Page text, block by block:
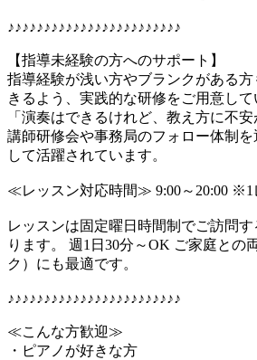
♪♪♪♪♪♪♪♪♪♪♪♪♪♪♪♪♪♪♪♪♪♪♪♪
【指導未経験の方へのサポート】
指導経験が浅い方やブランクがある
きるよう、実践的な研修をご用意して
「演奏はできるけれど、教え方に不
講師研修会や事務局のフォロー体制
して活躍されています。
≪レッスン対応時間≫ 9:00～20:00 ※1
レッスンは固定曜日時間制でご訪問
ります。 週1日30分～OK ご家庭との
ク）にも最適です。
♪♪♪♪♪♪♪♪♪♪♪♪♪♪♪♪♪♪♪♪♪♪♪♪
≪こんな方歓迎≫
・ピアノが好きな方